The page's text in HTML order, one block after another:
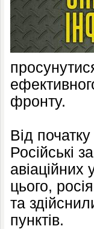
фронту.
Від
Російські
цього,
та
пунктів.